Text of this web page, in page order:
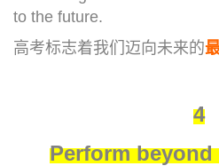
to the future.
高考标志着我们迈向未来的
4
Perform